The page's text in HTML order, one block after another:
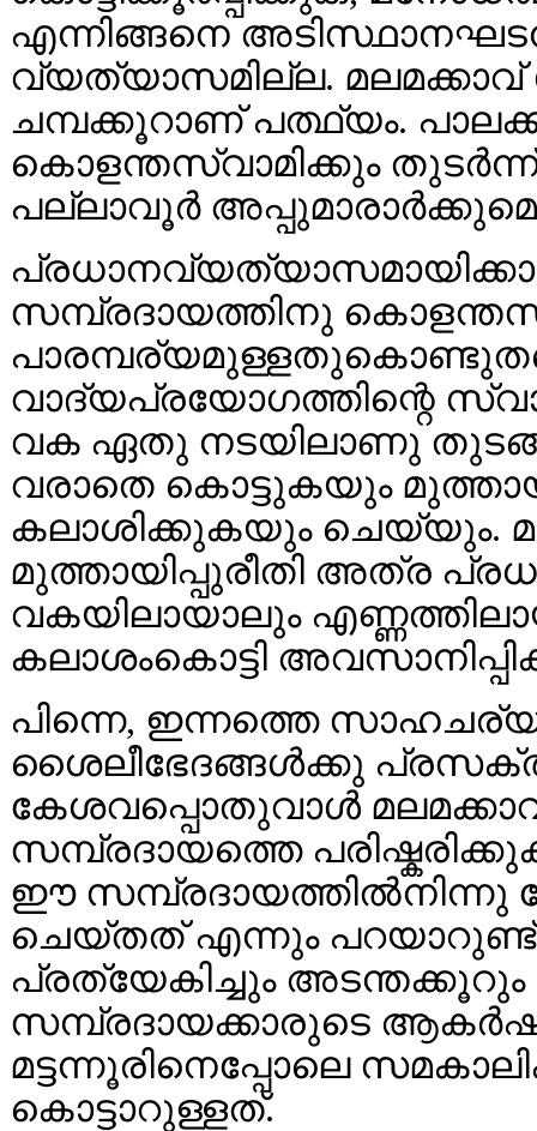
എന്നിങ്ങനെ
വ്യത്യാസമില്ല.
ചമ്പക്കൂറാണ് പത്ഥ്യം.
കൊളന്തസ്വാമിക്കും
പല്ലാവൂര്‍
സമ്പ്രദായത്തിനു
വാദ്യപ്രയോഗത്തിന്റെ
വക ഏതു നടയിലാണു
വരാതെ കൊട്ടുകയും
കലാശിക്കുകയും ചെയ്യും.
മുത്തായിപ്പുരീതി അത്ര
വകയിലായാലും
കലാശംകൊട്ടി
പിന്നെ, ഇന്നത്തെ
ശൈലീഭേദങ്ങള്‍ക്കു
കേശവപ്പൊതുവാള്‍
സമ്പ്രദായത്തെ
ഈ സമ്പ്രദായത്തില്‍‌നിന്നു
ചെയ്തത് എന്നും
പ്രത്യേകിച്ചും അടന്തക്കൂറും
സമ്പ്രദായക്കാരുടെ
മട്ടന്നൂരിനെപ്പോലെ
കൊട്ടാറുള്ളത്.